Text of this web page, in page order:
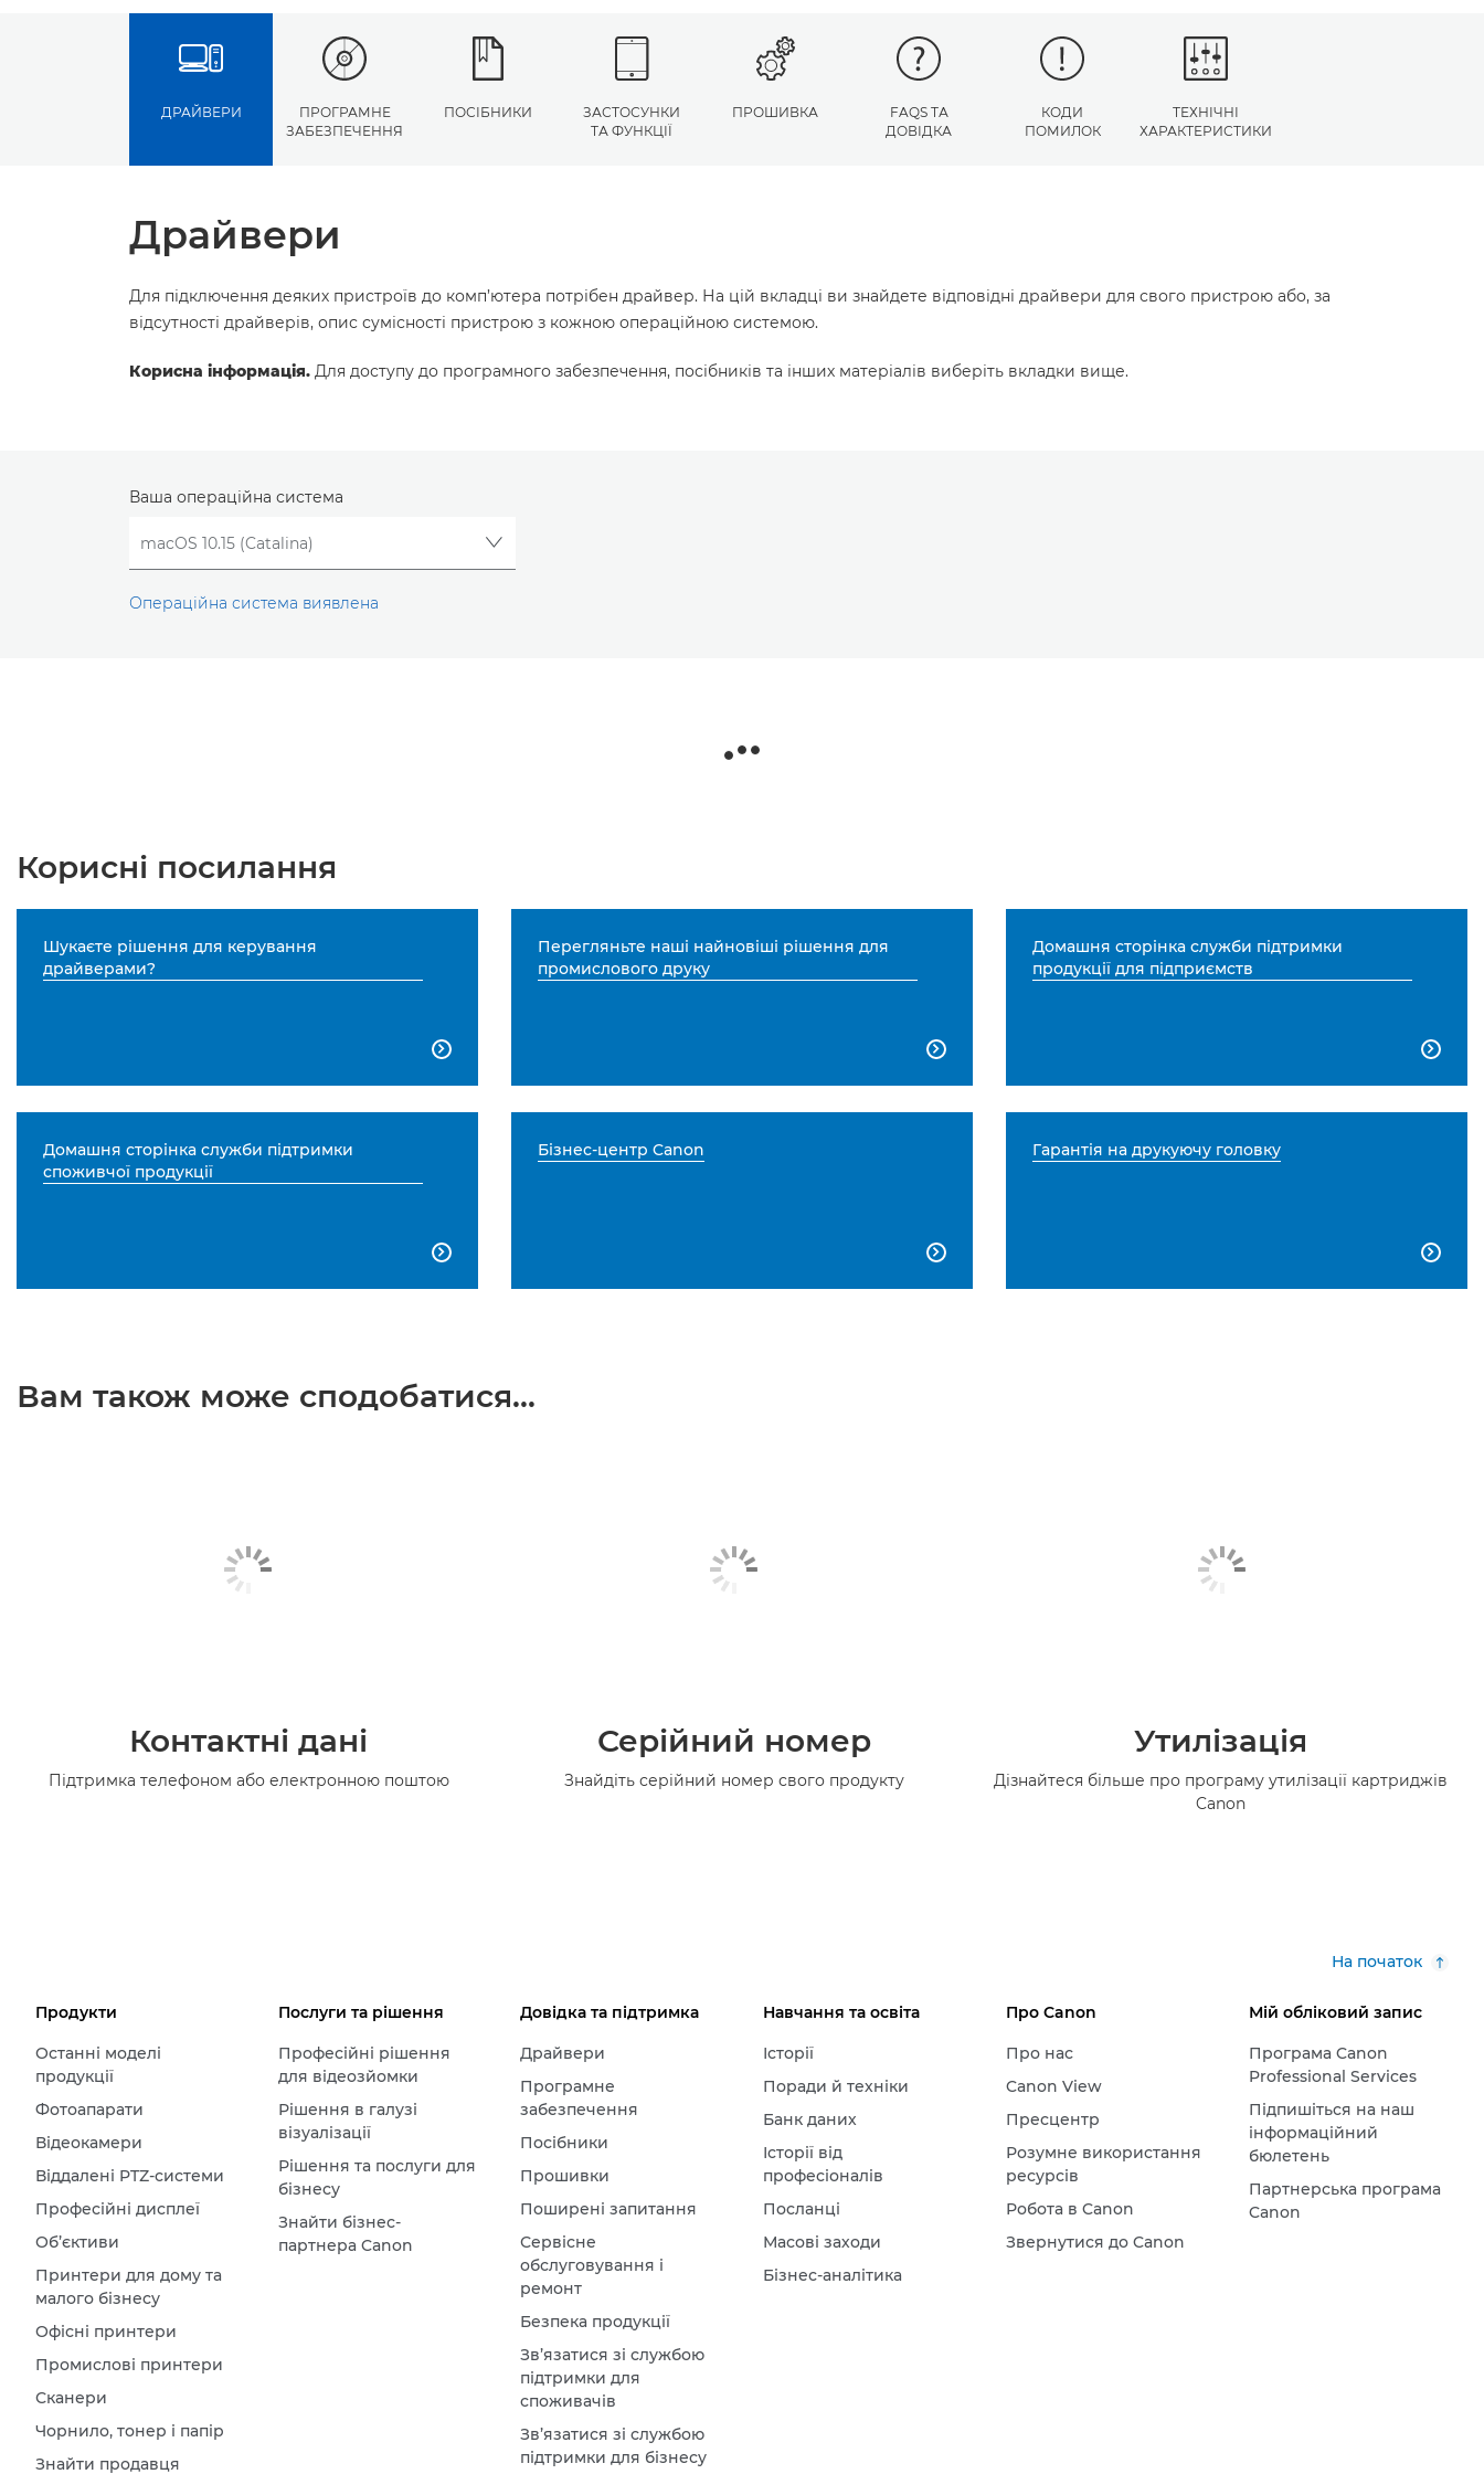
ДРАЙВЕРИ
ПРОГРАМНЕ
ЗАБЕЗПЕЧЕННЯ
ПОСІБНИКИ
ЗАСТОСУНКИ
ТА ФУНКЦІЇ
ПРОШИВКА
FAQS ТА
ДОВІДКА
КОДИ
ПОМИЛОК
ТЕХНІЧНІ
ХАРАКТЕРИСТИКИ
Драйвери
Для підключення деяких пристроїв до комп’ютера потрібен драйвер. На цій вкладці ви знайдете відповідні драйвери для свого пристрою або, за
відсутності драйверів, опис сумісності пристрою з кожною операційною системою.
Корисна інформація. Для доступу до програмного забезпечення, посібників та інших матеріалів виберіть вкладки вище.
Ваша операційна система
Операційна система виявлена
Корисні посилання
Шукаєте рішення для керування
драйверами?

Перегляньте наші найновіші рішення для
промислового друку

Домашня сторінка служби підтримки
продукції для підприємств

Домашня сторінка служби підтримки
споживчої продукції

Бізнес-центр Canon

Гарантія на друкуючу головку

Вам також може сподобатися...
Контактні дані
Підтримка телефоном або електронною поштою
Серійний номер
Знайдіть серійний номер свого продукту
Утилізація
Дізнайтеся більше про програму утилізації картриджів
Canon
На початок
Продукти
Останні моделі
продукції
Фотоапарати
Відеокамери
Віддалені PTZ-системи
Професійні дисплеї
Об’єктиви
Принтери для дому та
малого бізнесу
Офісні принтери
Промислові принтери
Сканери
Чорнило, тонер і папір
Знайти продавця
Послуги та рішення
Професійні рішення
для відеозйомки
Рішення в галузі
візуалізації
Рішення та послуги для
бізнесу
Знайти бізнес-
партнера Canon
Довідка та підтримка
Драйвери
Програмне
забезпечення
Посібники
Прошивки
Поширені запитання
Сервісне
обслуговування і
ремонт
Безпека продукції
Зв’язатися зі службою
підтримки для
споживачів
Зв’язатися зі службою
підтримки для бізнесу
Навчання та освіта
Історії
Поради й техніки
Банк даних
Історії від
професіоналів
Посланці
Масові заходи
Бізнес-аналітика
Про Canon
Про нас
Canon View
Пресцентр
Розумне використання
ресурсів
Робота в Canon
Звернутися до Canon
Мій обліковий запис
Програма Canon
Professional Services
Підпишіться на наш
інформаційний
бюлетень
Партнерська програма
Canon